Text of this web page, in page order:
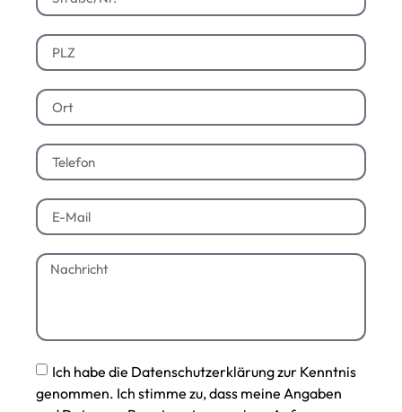
Ich habe die Datenschutzerklärung zur Kenntnis
genommen. Ich stimme zu, dass meine Angaben